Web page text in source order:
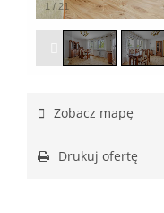
1 / 21
Zobacz mapę
Drukuj ofertę